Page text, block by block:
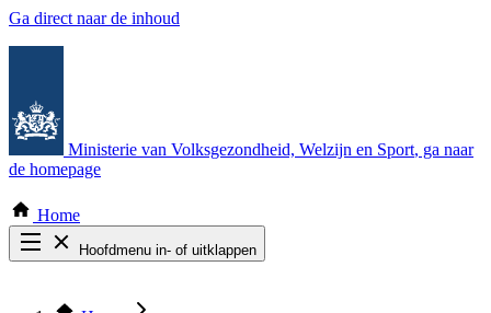
Ga direct naar de inhoud
Ministerie van Volksgezondheid, Welzijn en Sport, ga naar
de homepage
Home
Hoofdmenu in- of uitklappen
Thema COVID-19